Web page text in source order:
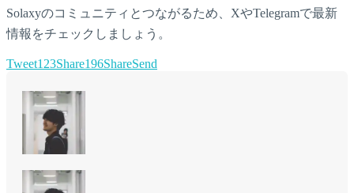
Solaxyのコミュニティとつながるため、XやTelegramで最新
情報をチェックしましょう。
Tweet123Share196ShareSend